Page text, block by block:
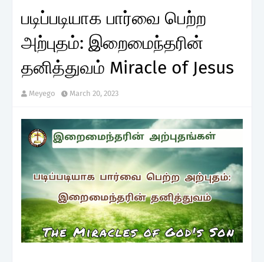
படிப்படியாக பார்வை பெற்ற
அற்புதம்: இறைமைந்தரின்
தனித்துவம் Miracle of Jesus
Meyego March 20, 2023